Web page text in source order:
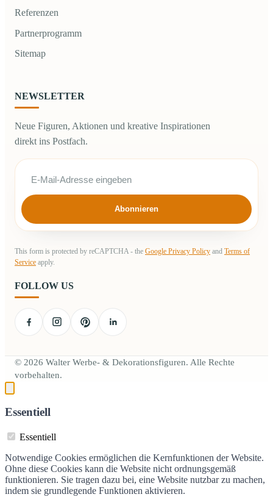
Referenzen
Partnerprogramm
Sitemap
NEWSLETTER
Neue Figuren, Aktionen und kreative Inspirationen
direkt ins Postfach.
Abonnieren
This form is protected by reCAPTCHA - the Google Privacy Policy and Terms of
Service apply.
FOLLOW US
© 2026 Walter Werbe- & Dekorationsfiguren. Alle Rechte
vorbehalten.
Essentiell
Essentiell
Notwendige Cookies ermöglichen die Kernfunktionen der Website.
Ohne diese Cookies kann die Website nicht ordnungsgemäß
funktionieren. Sie tragen dazu bei, eine Website nutzbar zu machen,
indem sie grundlegende Funktionen aktivieren.